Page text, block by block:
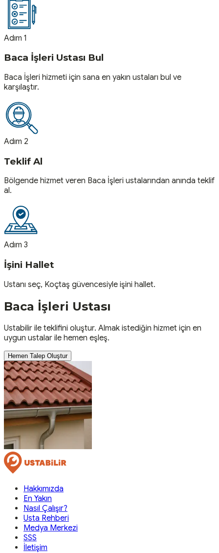
Adım 1
Baca İşleri Ustası Bul
Baca İşleri hizmeti için sana en yakın ustaları bul ve
karşılaştır.
Adım 2
Teklif Al
Bölgende hizmet veren Baca İşleri ustalarından anında teklif
al.
Adım 3
İşini Hallet
Ustanı seç, Koçtaş güvencesiyle işini hallet.
Baca İşleri Ustası
Ustabilir ile teklifini oluştur. Almak istediğin hizmet için en
uygun ustalar ile hemen eşleş.
Hemen Talep Oluştur
Hakkımızda
En Yakın
Nasıl Çalışır?
Usta Rehberi
Medya Merkezi
SSS
İletişim